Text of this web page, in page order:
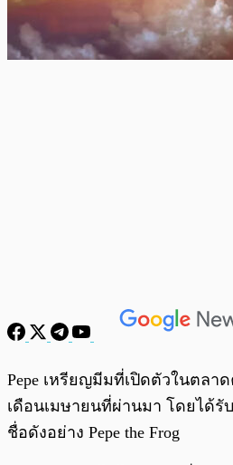
พร้อมเล่น
Pepe เหรียญมีมที่เปิดตัวในตลา
เดือนเมษายนที่ผ่านมา โดยได้รั
ชื่อดังอย่าง Pepe the Frog